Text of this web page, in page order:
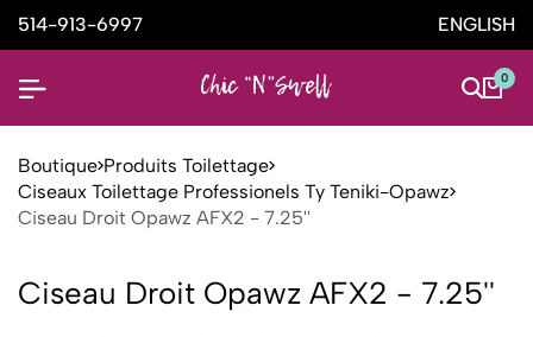
514-913-6997 ENGLISH
0
Boutique Produits Toilettage
Ciseaux Toilettage Professionels Ty Teniki-Opawz
Ciseau Droit Opawz AFX2 - 7.25''
Ciseau Droit Opawz AFX2 - 7.25''